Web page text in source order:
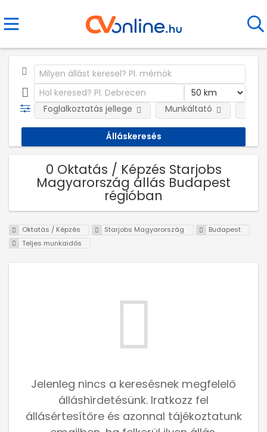
Foglalkoztatás jellege Munkáltató
0 Oktatás / Képzés Starjobs
Magyarország állás Budapest
régióban
Oktatás / Képzés Starjobs Magyarország
Budapest
Teljes munkaidős
Jelenleg nincs a keresésnek megfelelő
álláshirdetésünk. Iratkozz fel
állásértesítőre és azonnal tájékoztatunk